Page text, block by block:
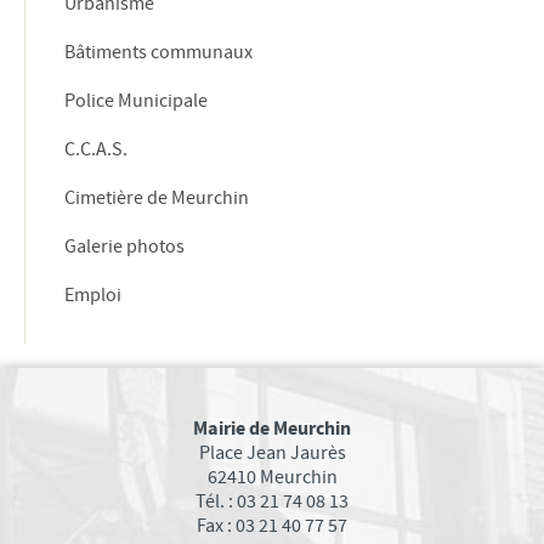
PAUSE MÉRIDIENNE
GARDERIE PÉRISCOLAIRE
CENTRE PERMANENT DU MERCREDI
CENTRE DE LOISIRS PRIMAIRE ET MATERNEL
SÉJOURS JEUNESSE VACANCES
AUTRES SERVICES
TÉLÉCHARGEMENTS
URBANISME
Révision du PLU : Rapport d'enquête et
Bâtiments communaux
Police Municipale
C.C.A.S.
Cimetière de Meurchin
Galerie photos
Emploi
Mairie de Meurchin
Place Jean Jaurès
62410 Meurchin
Tél. : 03 21 74 08 13
Fax : 03 21 40 77 57